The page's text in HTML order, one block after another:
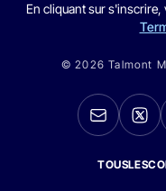
En cliquant sur
© 2026 Talmont